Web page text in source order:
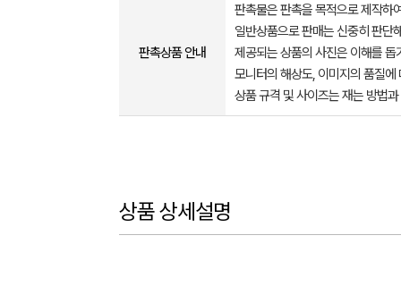
판촉상품 안내
판촉물은 판촉을 목적으로 제작하
일반상품으로 판매는 신중히 판단
제공되는 상품의 사진은 이해를
모니터의 해상도, 이미지의 품질
상품 규격 및 사이즈는 재는 방법
상품 상세설명